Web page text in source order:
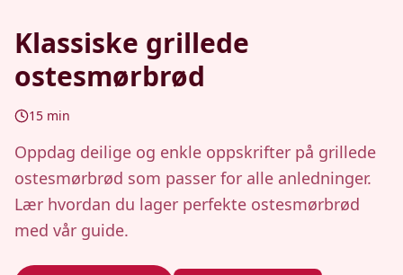
Klassiske grillede
ostesmørbrød
15 min
Oppdag deilige og enkle oppskrifter på grillede
ostesmørbrød som passer for alle anledninger.
Lær hvordan du lager perfekte ostesmørbrød
med vår guide.